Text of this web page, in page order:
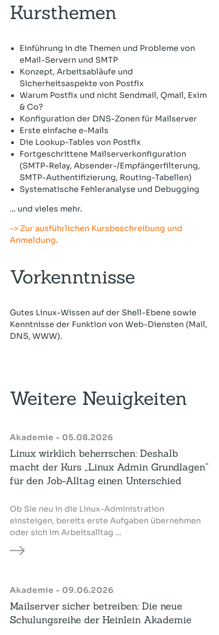
Kursthemen
Einführung in die Themen und Probleme von
eMail-Servern und SMTP
Konzept, Arbeitsabläufe und
Sicherheitsaspekte von Postfix
Warum Postfix und nicht Sendmail, Qmail, Exim
& Co?
Konfiguration der DNS-Zonen für Mailserver
Erste einfache e-Mails
Die Lookup-Tables von Postfix
Fortgeschrittene Mailserverkonfiguration
(SMTP-Relay, Absender-/Empfängerfilterung,
SMTP-Authentifizierung, Routing-Tabellen)
Systematische Fehleranalyse und Debugging
... und vieles mehr.
-> Zur ausführlichen Kursbeschreibung und
Anmeldung.
Vorkenntnisse
Gutes Linux-Wissen auf der Shell-Ebene sowie
Kenntnisse der Funktion von Web-Diensten (Mail,
DNS, WWW).
Weitere Neuigkeiten
Akademie - 05.08.2026
Linux wirklich beherrschen: Deshalb
macht der Kurs „Linux Admin Grundlagen“
für den Job-Alltag einen Unterschied
Ob Sie neu in die Linux-Administration
einsteigen, bereits erste Aufgaben übernehmen
oder sich im Arbeitsalltag ...
Akademie - 09.06.2026
Mailserver sicher betreiben: Die neue
Schulungsreihe der Heinlein Akademie